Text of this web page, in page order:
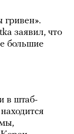
заявил, что
большие
в штаб-